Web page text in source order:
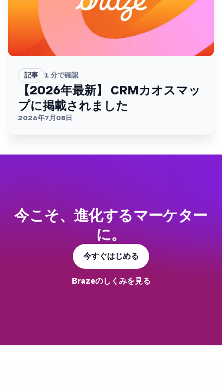
記事 1 分で確認
【2026年最新】 CRMカオスマッ
プに掲載されました
2026年7月08日
今こそ、進化するマーケター
に。
今すぐはじめる
Brazeのしくみを見る